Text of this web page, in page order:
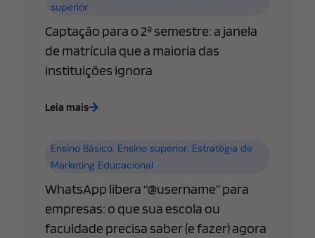
superior
Captação para o 2º semestre: a janela
de matrícula que a maioria das
instituições ignora
Leia mais
Ensino Básico, Ensino superior, Estratégia de
Marketing Educacional
WhatsApp libera “@username” para
empresas: o que sua escola ou
faculdade precisa saber (e fazer) agora